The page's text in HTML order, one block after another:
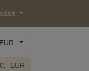
EUR
0,- EUR